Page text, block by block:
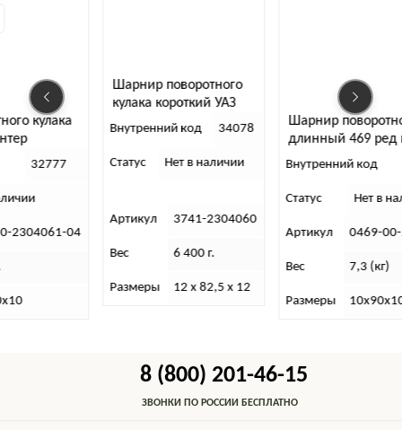
Шарнир поворотного
кулака короткий УАЗ
31514,452 гибридный
мост, г. Саратов
Внутренний код 34078
Статус Нет в наличии
3741-2304060
6 400 г.
12 х 82,5 х 12
Шарнир поворотного кулака
длинный 469 ред мост
(Бирфильд)
Внутренний код 31128
Нет в наличии
0469-00-2304061-00
7,3 (кг)
10х90х10 (кг)
8 (800) 201-46-15
ЗВОНКИ ПО РОССИИ БЕСПЛАТНО